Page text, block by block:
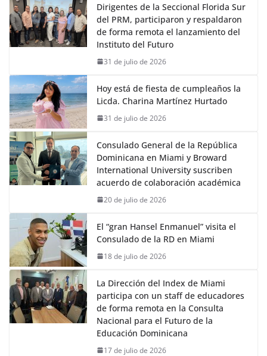
Dirigentes de la Seccional Florida Sur
del PRM, participaron y respaldaron
de forma remota el lanzamiento del
Instituto del Futuro
31 de julio de 2026
Hoy está de fiesta de cumpleaños la
Licda. Charina Martínez Hurtado
31 de julio de 2026
Consulado General de la República
Dominicana en Miami y Broward
International University suscriben
acuerdo de colaboración académica
20 de julio de 2026
El “gran Hansel Enmanuel” visita el
Consulado de la RD en Miami
18 de julio de 2026
La Dirección del Index de Miami
participa con un staff de educadores
de forma remota en la Consulta
Nacional para el Futuro de la
Educación Dominicana
17 de julio de 2026